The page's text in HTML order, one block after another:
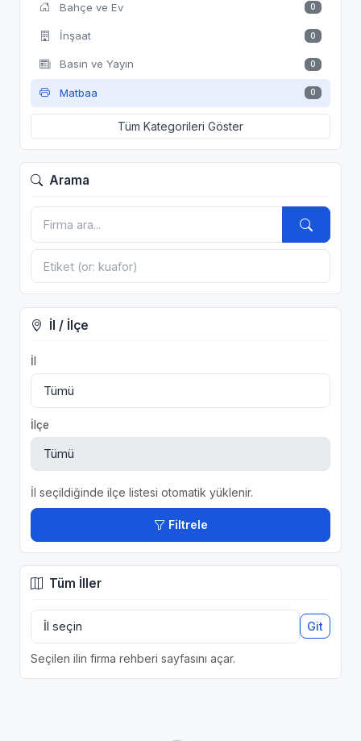
Bahçe ve Ev 0
İnşaat 0
Basın ve Yayın 0
Matbaa 0
Tüm Kategorileri Göster
Arama
İl / İlçe
İl
İlçe
İl seçildiğinde ilçe listesi otomatik yüklenir.
Filtrele
Tüm İller
Git
Seçilen ilin firma rehberi sayfasını açar.